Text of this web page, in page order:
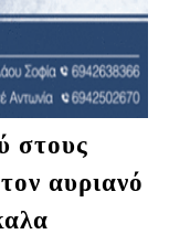
στους
αυριανό